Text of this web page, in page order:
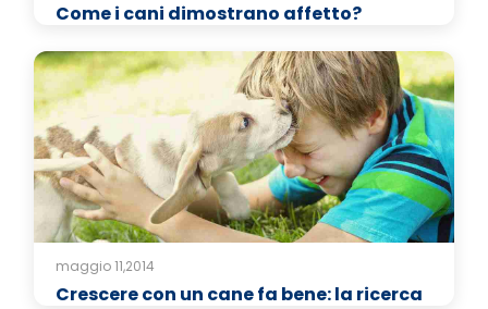
Come i cani dimostrano affetto?
maggio 11,2014
Crescere con un cane fa bene: la ricerca